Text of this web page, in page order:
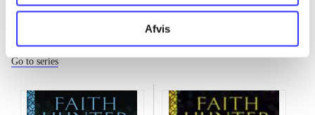
Afvis
Go to series